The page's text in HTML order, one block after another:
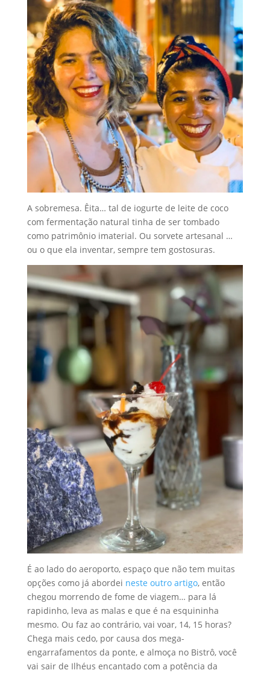
A sobremesa. Êita… tal de iogurte de leite de coco
com fermentação natural tinha de ser tombado
como patrimônio imaterial. Ou sorvete artesanal …
ou o que ela inventar, sempre tem gostosuras.
É ao lado do aeroporto, espaço que não tem muitas
opções como já abordei neste outro artigo, então
chegou morrendo de fome de viagem… para lá
rapidinho, leva as malas e que é na esquininha
mesmo. Ou faz ao contrário, vai voar, 14, 15 horas?
Chega mais cedo, por causa dos mega-
engarrafamentos da ponte, e almoça no Bistrô, você
vai sair de Ilhéus encantado com a potência da